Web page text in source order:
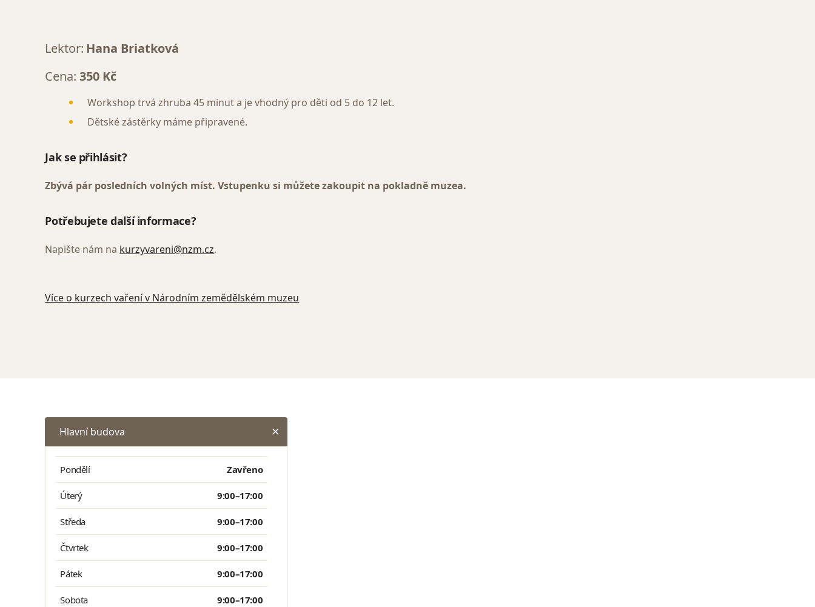
Lektor: Hana Briatková
Cena:350 Kč
Workshop trvá zhruba 45 minut a je vhodný pro děti od 5 do 12 let.
Dětské zástěrky máme připravené.
Jak se přihlásit?
Zbývá pár posledních volných míst. Vstupenku si můžete zakoupit na pokladně muzea.
Potřebujete další informace?
Napište nám na kurzyvareni@nzm.cz.
Více o kurzech vaření v Národním zemědělském muzeu
Hlavní budova
Pondělí Zavřeno
Úterý 9:00–17:00
Středa 9:00–17:00
Čtvrtek 9:00–17:00
Pátek 9:00–17:00
Sobota 9:00–17:00